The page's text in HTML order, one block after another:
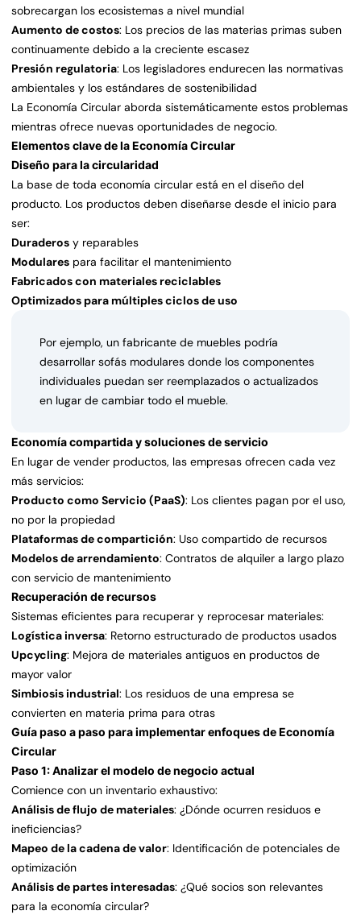
sobrecargan los ecosistemas a nivel mundial
Aumento de costos: Los precios de las materias primas suben
continuamente debido a la creciente escasez
Presión regulatoria: Los legisladores endurecen las normativas
ambientales y los estándares de sostenibilidad
La Economía Circular aborda sistemáticamente estos problemas
mientras ofrece nuevas oportunidades de negocio.
Elementos clave de la Economía Circular
Diseño para la circularidad
La base de toda economía circular está en el diseño del
producto. Los productos deben diseñarse desde el inicio para
ser:
Duraderos y reparables
Modulares para facilitar el mantenimiento
Fabricados con materiales reciclables
Optimizados para múltiples ciclos de uso
Por ejemplo, un fabricante de muebles podría
desarrollar sofás modulares donde los componentes
individuales puedan ser reemplazados o actualizados
en lugar de cambiar todo el mueble.
Economía compartida y soluciones de servicio
En lugar de vender productos, las empresas ofrecen cada vez
más servicios:
Producto como Servicio (PaaS): Los clientes pagan por el uso,
no por la propiedad
Plataformas de compartición: Uso compartido de recursos
Modelos de arrendamiento: Contratos de alquiler a largo plazo
con servicio de mantenimiento
Recuperación de recursos
Sistemas eficientes para recuperar y reprocesar materiales:
Logística inversa: Retorno estructurado de productos usados
Upcycling: Mejora de materiales antiguos en productos de
mayor valor
Simbiosis industrial: Los residuos de una empresa se
convierten en materia prima para otras
Guía paso a paso para implementar enfoques de Economía
Circular
Paso 1: Analizar el modelo de negocio actual
Comience con un inventario exhaustivo:
Análisis de flujo de materiales: ¿Dónde ocurren residuos e
ineficiencias?
Mapeo de la cadena de valor: Identificación de potenciales de
optimización
Análisis de partes interesadas: ¿Qué socios son relevantes
para la economía circular?